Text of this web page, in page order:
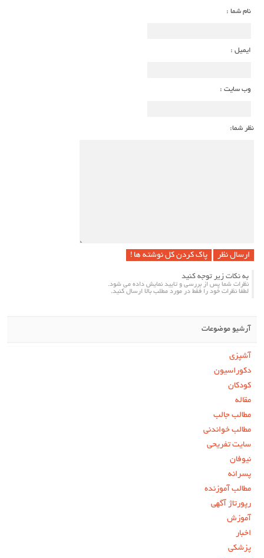
نام شما :
ایمیل :
وب سایت :
نظر شما:
پاک کردن کل نوشته ها !
به نکات زیر توجه کنید
نظرات شما پس از بررسی و تایید نمایش داده می شود.
لطفا نظرات خود را فقط در مورد مطلب بالا ارسال کنید.
آرشیو موضوعات
آشپزی
دکوراسیون
کودکان
مقاله
مطالب جالب
مطالب خواندنی
سایت تفریحی
نیوفان
پسرانه
مطالب آموزنده
رپورتاژ آگهی
آموزش
اخبار
پزشکی